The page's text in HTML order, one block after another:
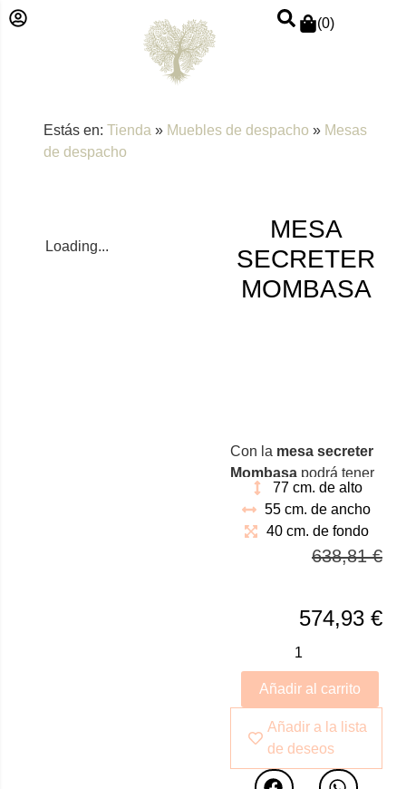
(0)
Estás en: Tienda » Muebles de despacho » Mesas
de despacho
Loading...
MESA
SECRETER
MOMBASA
Con la mesa secreter
Mombasa podrá tener
un pequeño escritorio
instalado en
prácticamente
cualquier rincón de su
un toque de elegancia
77 cm. de alto
55 cm. de ancho
40 cm. de fondo
638,81€
574,93 €
Añadir al carrito
Añadir a la lista
de deseos